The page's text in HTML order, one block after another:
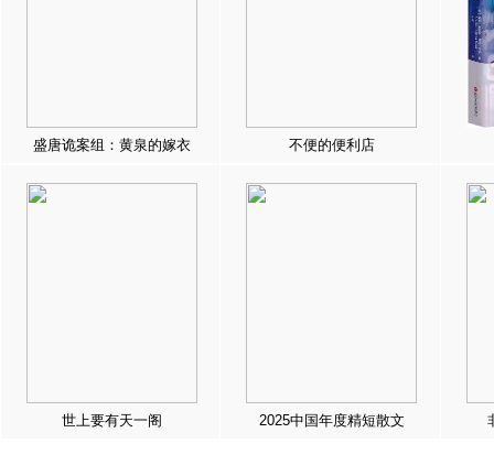
盛唐诡案组：黄泉的嫁衣 不便的便利店
世上要有天一阁 2025中国年度精短散文